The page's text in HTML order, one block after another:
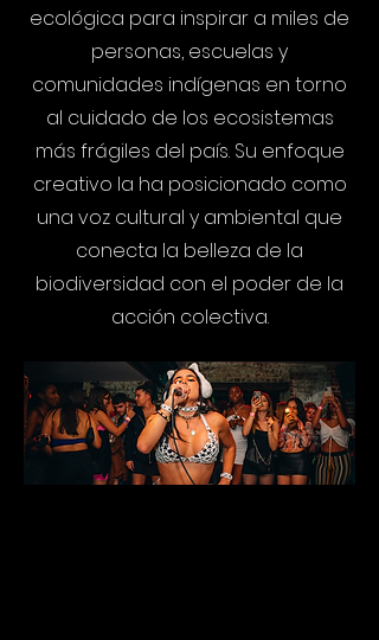
ecológica para inspirar a miles de
personas, escuelas y
comunidades indígenas en torno
al cuidado de los ecosistemas
más frágiles del país. Su enfoque
creativo la ha posicionado como
una voz cultural y ambiental que
conecta la belleza de la
biodiversidad con el poder de la
acción colectiva.